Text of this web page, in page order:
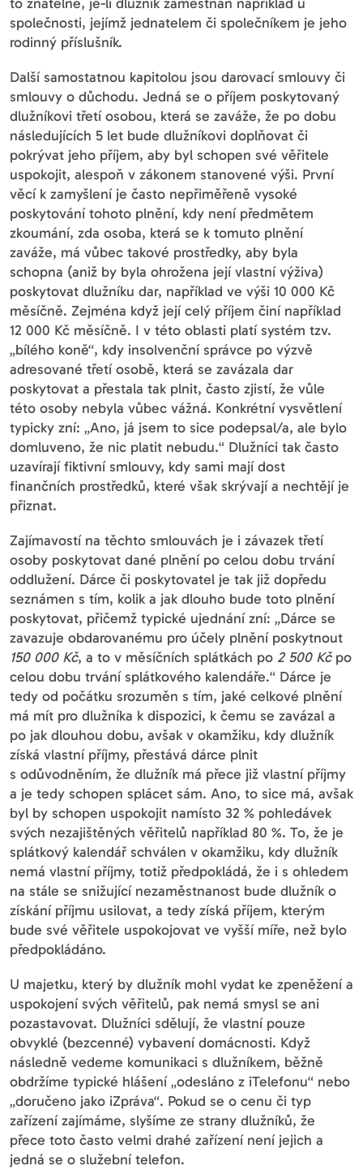
společnosti, jejímž jednatelem či společníkem je jeho
rodinný příslušník.
Další samostatnou kapitolou jsou darovací smlouvy či
smlouvy o důchodu. Jedná se o příjem poskytovaný
dlužníkovi třetí osobou, která se zaváže, že po dobu
následujících 5 let bude dlužníkovi doplňovat či
pokrývat jeho příjem, aby byl schopen své věřitele
uspokojit, alespoň v zákonem stanovené výši. První
věcí k zamyšlení je často nepřiměřeně vysoké
poskytování tohoto plnění, kdy není předmětem
zkoumání, zda osoba, která se k tomuto plnění
zaváže, má vůbec takové prostředky, aby byla
schopna (aniž by byla ohrožena její vlastní výživa)
poskytovat dlužníku dar, například ve výši 10 000 Kč
měsíčně. Zejména když její celý příjem činí například
12 000 Kč měsíčně. I v této oblasti platí systém tzv.
„bílého koně“, kdy insolvenční správce po výzvě
adresované třetí osobě, která se zavázala dar
poskytovat a přestala tak plnit, často zjistí, že vůle
této osoby nebyla vůbec vážná. Konkrétní vysvětlení
typicky zní: „Ano, já jsem to sice podepsal/a, ale bylo
domluveno, že nic platit nebudu.“ Dlužníci tak často
uzavírají fiktivní smlouvy, kdy sami mají dost
finančních prostředků, které však skrývají a nechtějí je
přiznat.
Zajímavostí na těchto smlouvách je i závazek třetí
osoby poskytovat dané plnění po celou dobu trvání
oddlužení. Dárce či poskytovatel je tak již dopředu
seznámen s tím, kolik a jak dlouho bude toto plnění
poskytovat, přičemž typické ujednání zní: „Dárce se
zavazuje obdarovanému pro účely plnění poskytnout
150 000 Kč, a to v měsíčních splátkách po 2 500 Kčpo
celou dobu trvání splátkového kalendáře.“ Dárce je
tedy od počátku srozuměn s tím, jaké celkové plnění
má mít pro dlužníka k dispozici, k čemu se zavázal a
po jak dlouhou dobu, avšak v okamžiku, kdy dlužník
získá vlastní příjmy, přestává dárce plnit
s odůvodněním, že dlužník má přece již vlastní příjmy
a je tedy schopen splácet sám. Ano, to sice má, avšak
byl by schopen uspokojit namísto 32 % pohledávek
svých nezajištěných věřitelů například 80 %. To, že je
splátkový kalendář schválen v okamžiku, kdy dlužník
nemá vlastní příjmy, totiž předpokládá, že i s ohledem
na stále se snižující nezaměstnanost bude dlužník o
získání příjmu usilovat, a tedy získá příjem, kterým
bude své věřitele uspokojovat ve vyšší míře, než bylo
předpokládáno.
U majetku, který by dlužník mohl vydat ke zpeněžení a
uspokojení svých věřitelů, pak nemá smysl se ani
pozastavovat. Dlužníci sdělují, že vlastní pouze
obvyklé (bezcenné) vybavení domácnosti. Když
následně vedeme komunikaci s dlužníkem, běžně
obdržíme typické hlášení „odesláno z iTelefonu“ nebo
„doručeno jako iZpráva“. Pokud se o cenu či typ
zařízení zajímáme, slyšíme ze strany dlužníků, že
přece toto často velmi drahé zařízení není jejich a
jedná se o služební telefon.